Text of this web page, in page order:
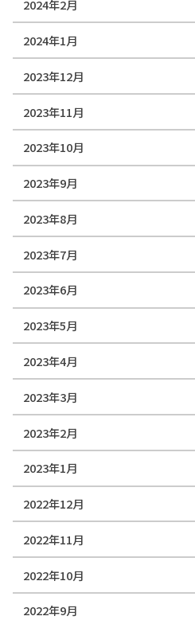
2024年2月
2024年1月
2023年12月
2023年11月
2023年10月
2023年9月
2023年8月
2023年7月
2023年6月
2023年5月
2023年4月
2023年3月
2023年2月
2023年1月
2022年12月
2022年11月
2022年10月
2022年9月